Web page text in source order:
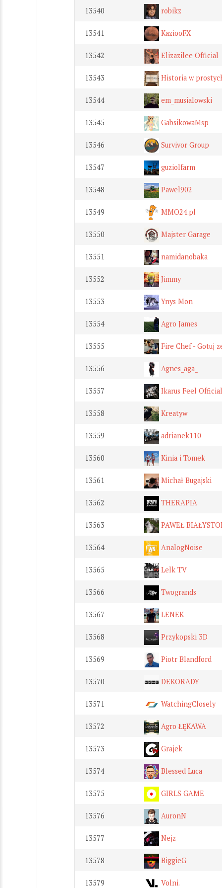
13540 robikz
13541 KaziooFX
13542 Elizazilee Official
13543 Historia w
13544 em_musialowski
13545 GabsikowaMsp
13546 Survivor Group
13547 guziolfarm
13548 Pawel902
13549 MMO24.pl
13550 Majster Garage
13551 namidanobaka
13552 Jimmy
13553 Ynys Mon
13554 Agro James
13555 Fire Chef - Gotuj
13556 Agnes_aga_
13557 Ikarus Feel Official
13558 Kreatyw
13559 adrianek110
13560 Kinia i Tomek
13561 Michał Bugajski
13562 THERAPIA
13563 PAWEŁ
13564 AnalogNoise
13565 Lelk TV
13566 Twogrands
13567 LENEK
13568 Przykopski 3D
13569 Piotr Blandford
13570 DEKORADY
13571 WatchingClosely
13572 Agro ŁĘKAWA
13573 Grajek
13574 Blessed Luca
13575 GIRLS GAME
13576 AuronN
13577 Nejz
13578 BiggieG
13579 Volni.